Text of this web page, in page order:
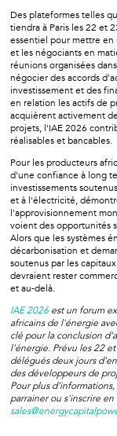
Des plateformes telles
tiendra à Paris les 22 et
essentiel pour mettre en
et les négociants en
réunions organisées
négocier des accords
investissement et des
en relation les actifs de
acquièrent activement
projets, l'IAE 2026
réalisables et bancables.
Pour les producteurs
d'une confiance à long
investissements
et à l'électricité,
l'approvisionnement
voient des opportunités
Alors que les systèmes
décarbonisation et
soutenus par les
devraient rester
et au-delà.
IAE 2026 est un forum
africains de l'énergie
clé pour la conclusion
l'énergie. Prévu les 22
délégués deux jours
des développeurs de
Pour plus
parrainer ou s'inscrire